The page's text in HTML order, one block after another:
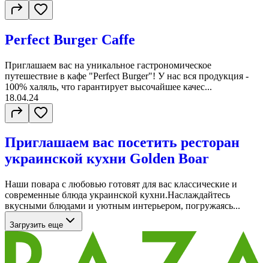
Perfect Burger Caffe
Приглашаем вас на уникальное гастрономическое
путешествие в кафе "Perfect Burger"! У нас вся продукция -
100% халяль, что гарантирует высочайшее качес...
18.04.24
Приглашаем вас посетить ресторан
украинской кухни Golden Boar
Наши повара с любовью готовят для вас классические и
современные блюда украинской кухни.Наслаждайтесь
вкусными блюдами и уютным интерьером, погружаясь...
Загрузить еще